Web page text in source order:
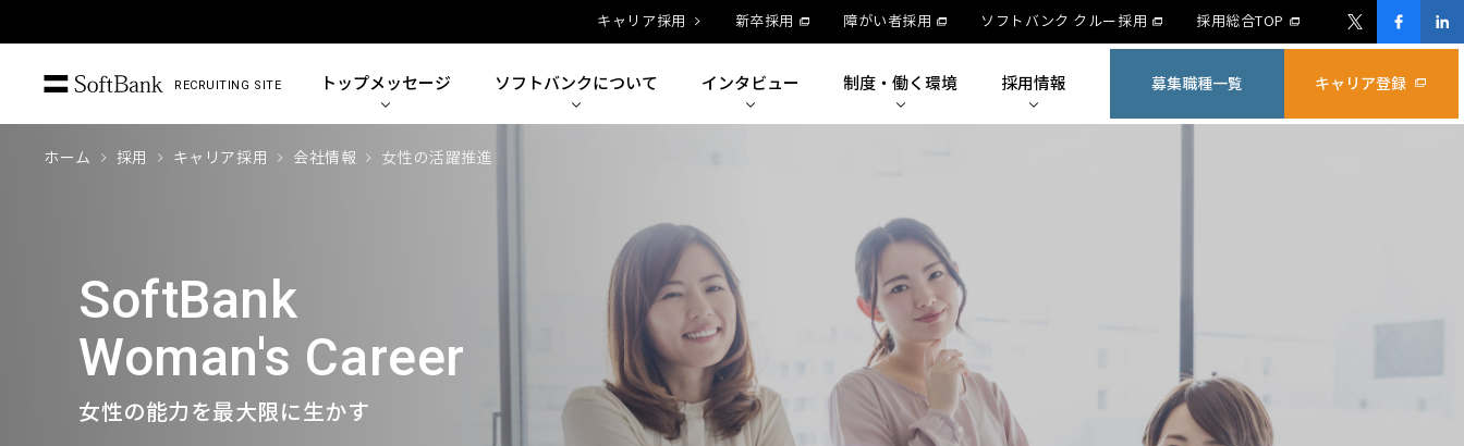
キャリア採用 新卒採用 障がい者採用 ソフトバンク クルー採用 採用総合TOP
RECRUITING SITE トップメッセージ ソフトバンクについて インタビュー 制度・ 働く環境 採用情報 募集職種一覧 キャリア登録
ホーム 採用 キャリア採用 会社情報 女性の活躍推進
SoftBank
Woman's Career
女性の能力を最大限に生かす